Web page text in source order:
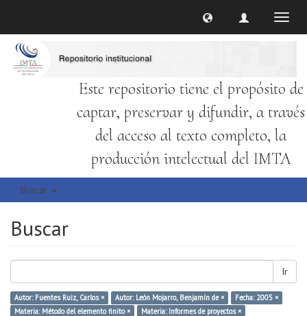
Este repositorio tiene el propósito de
captar, preservar y difundir, a través
del acceso al texto completo, la
producción intelectual del IMTA
Buscar
Buscar
Ir
Autor: Fuentes Ruiz, Carlos × Autor: León Mojarro, Benjamín de ×
Fecha: 2005 ×
Materia: Método del elemento finito ×
Materia: Informes de proyectos ×